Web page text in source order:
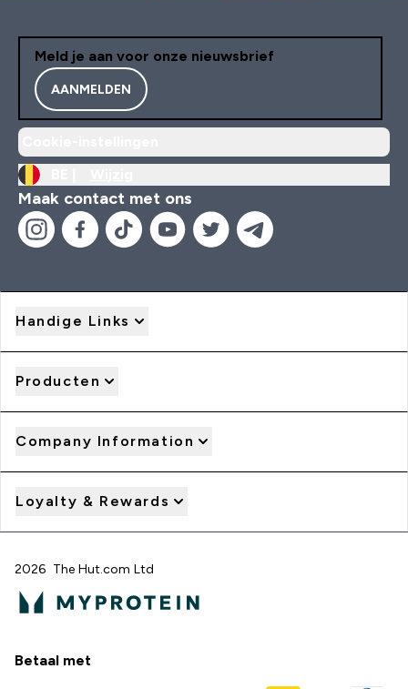
Meld je aan voor onze nieuwsbrief
AANMELDEN
Maak contact met ons
Handige Links
Producten
Company Information
Loyalty & Rewards
2026 The Hut.com Ltd
Betaal met